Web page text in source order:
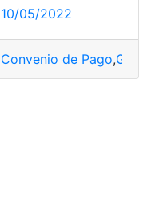
10/05/2022
Convenio de Pago,